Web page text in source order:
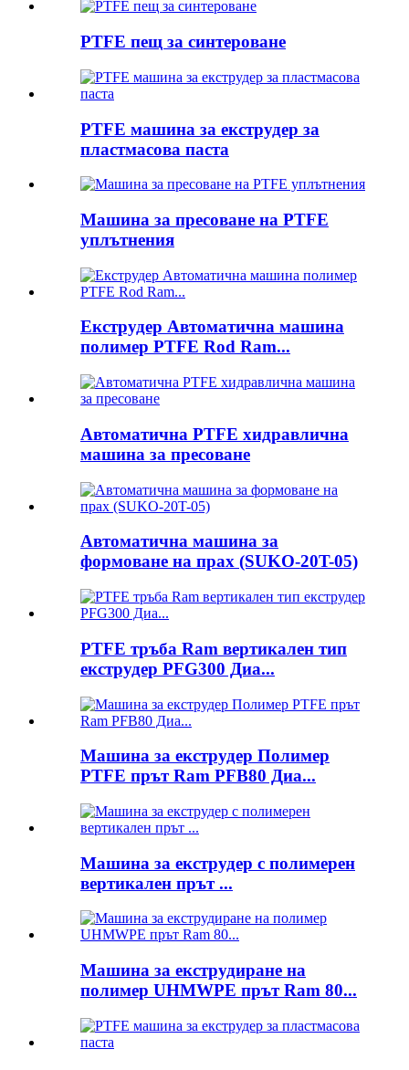
PTFE пещ за синтероване
PTFE машина за екструдер за
пластмасова паста
Машина за пресоване на PTFE
уплътнения
Екструдер Автоматична машина
полимер PTFE Rod Ram...
Автоматична PTFE хидравлична
машина за пресоване
Автоматична машина за
формоване на прах (SUKO-20T-05)
PTFE тръба Ram вертикален тип
екструдер PFG300 Диа...
Машина за екструдер Полимер
PTFE прът Ram PFB80 Диа...
Машина за екструдер с полимерен
вертикален прът ...
Машина за екструдиране на
полимер UHMWPE прът Ram 80...